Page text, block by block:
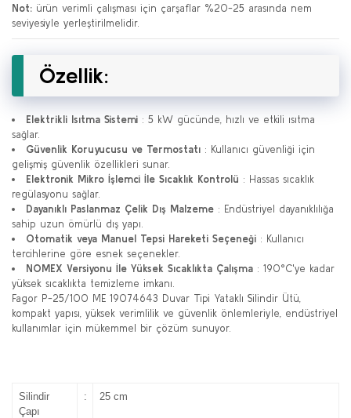
Not: ürün verimli çalışması için çarşaflar %20-25 arasında nem
seviyesiyle yerleştirilmelidir.
Özellik:
Elektrikli Isıtma Sistemi : 5 kW gücünde, hızlı ve etkili ısıtma
sağlar.
Güvenlik Koruyucusu ve Termostatı : Kullanıcı güvenliği için
gelişmiş güvenlik özellikleri sunar.
Elektronik Mikro İşlemci İle Sıcaklık Kontrolü : Hassas sıcaklık
regülasyonu sağlar.
Dayanıklı Paslanmaz Çelik Dış Malzeme : Endüstriyel dayanıklılığa
sahip uzun ömürlü dış yapı.
Otomatik veya Manuel Tepsi Hareketi Seçeneği : Kullanıcı
tercihlerine göre esnek seçenekler.
NOMEX Versiyonu İle Yüksek Sıcaklıkta Çalışma : 190°C'ye kadar
yüksek sıcaklıkta temizleme imkanı.
Fagor P-25/100 ME 19074643 Duvar Tipi Yataklı Silindir Ütü,
kompakt yapısı, yüksek verimlilik ve güvenlik önlemleriyle, endüstriyel
kullanımlar için mükemmel bir çözüm sunuyor.
Silindir
Çapı
: 25 cm